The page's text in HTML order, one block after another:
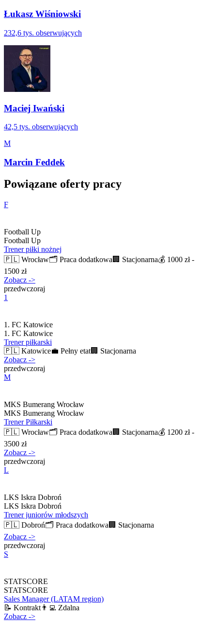
Łukasz Wiśniowski
232,6 tys. obserwujących
Maciej Iwański
42,5 tys. obserwujących
M
Marcin Feddek
Powiązane oferty pracy
F
Football Up
Football Up
Trener piłki nożnej
🇵🇱 Wrocław🗂️ Praca dodatkowa 🏢 Stacjonarna💰 1000 zł -
1500 zł
Zobacz ->
przedwczoraj
1
1. FC Katowice
1. FC Katowice
Trener piłkarski
🇵🇱 Katowice💼 Pełny etat🏢 Stacjonarna
Zobacz ->
przedwczoraj
M
MKS Bumerang Wrocław
MKS Bumerang Wrocław
Trener Piłkarski
🇵🇱 Wrocław🗂️ Praca dodatkowa 🏢 Stacjonarna💰 1200 zł -
3500 zł
Zobacz ->
przedwczoraj
L
LKS Iskra Dobroń
LKS Iskra Dobroń
Trener juniorów młodszych
🇵🇱 Dobroń🗂️ Praca dodatkowa 🏢 Stacjonarna
Zobacz ->
przedwczoraj
S
STATSCORE
STATSCORE
Sales Manager (LATAM region)
📝 Kontrakt 👨‍💻 Zdalna
Zobacz ->